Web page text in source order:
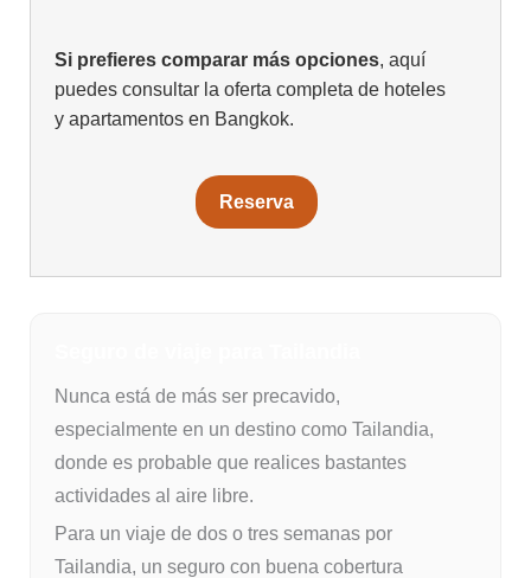
Si prefieres comparar más opciones, aquí
puedes consultar la oferta completa de hoteles
y apartamentos en Bangkok.
Reserva
Nunca está de más ser precavido,
especialmente en un destino como Tailandia,
donde es probable que realices bastantes
actividades al aire libre.
Para un viaje de dos o tres semanas por
Tailandia, un seguro con buena cobertura